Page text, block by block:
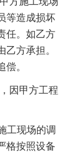
等造成损坏
任。如乙方
方承担。
。
因甲方工程
工现场的调
格按照设备